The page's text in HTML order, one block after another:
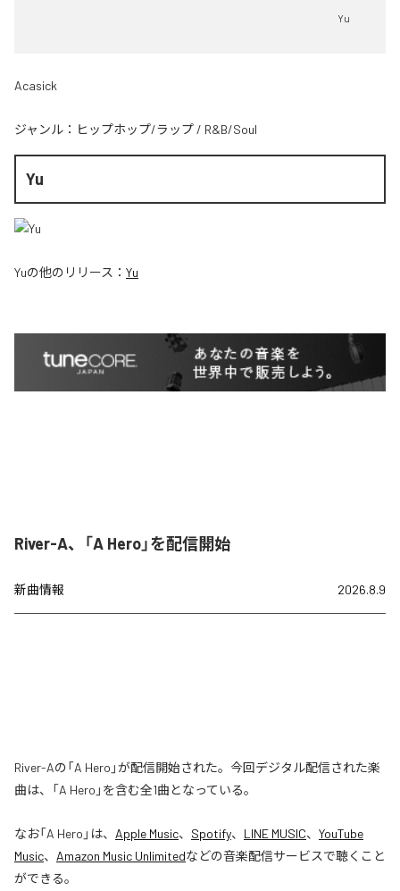
Yu
Acasick
ジャンル： ヒップホップ/ラップ / R&B/Soul
Yu
Yuの他のリリース： Yu
River-A、「A Hero」を配信開始
新曲情報 2026.8.9
River-Aの「A Hero」が配信開始された。今回デジタル配信された楽
曲は、「A Hero」を含む全1曲となっている。
なお「A Hero 」は、 Apple Music、 Spotify、 LINE MUSIC、 YouTube
Music、 Amazon Music Unlimitedなどの音楽配信サービスで聴くこと
ができる。